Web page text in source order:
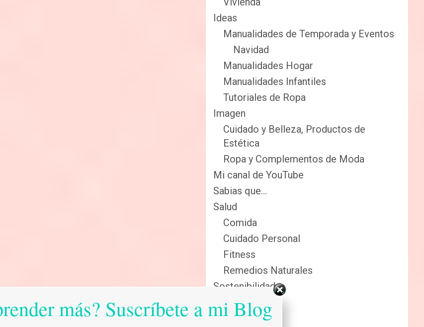
Ideas
Manualidades de Temporada y Eventos
Navidad
Manualidades Hogar
Manualidades Infantiles
Tutoriales de Ropa
Imagen
Cuidado y Belleza, Productos de
Estética
Ropa y Complementos de Moda
Mi canal de YouTube
Sabias que…
Salud
Comida
Cuidado Personal
Fitness
Remedios Naturales
Sostenibilidad
Reciclaje
Renovables
más? Suscríbete a mi Blog